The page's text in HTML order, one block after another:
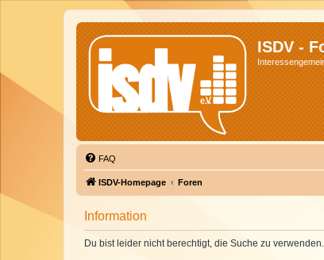
ISDV -
FAQ
ISDV-Homepage Foren
Information
Du bist leider nicht berechtigt, die Suche zu verwenden.